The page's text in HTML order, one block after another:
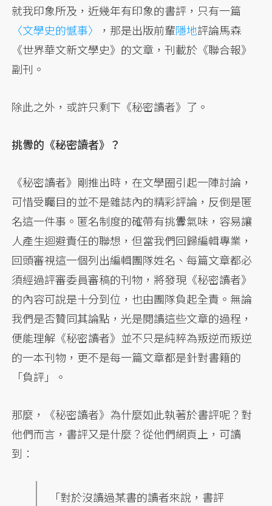
就我印象所及，近幾年有印象的書評，只有一篇
〈文學史的憾事〉
，那是出版前輩隱地評論馬森
《世界華文新文學史》的文章，刊載於《聯合報》
副刊。
除此之外，或許只剩下《秘密讀者》了。
挑釁的《秘密讀者》？
《秘密讀者》剛推出時，在文學圈引起一陣討論，
可惜受矚目的並不是雜誌內的精彩評論，反倒是匿
名這一件事。匿名制度的確帶有挑釁氣味，容易讓
人產生迴避責任的聯想，但當我們回歸編輯專業，
回頭審視這一個列出編輯團隊姓名、每篇文章都必
須經過評審委員審稿的刊物，將發現《秘密讀者》
的內容可說是十分到位，也由團隊負起全責。無論
我們是否贊同其論點，光是閱讀這些文章的過程，
便能理解《秘密讀者》並不只是純粹為叛逆而叛逆
的一本刊物，更不是每一篇文章都是針對書籍的
「負評」。
那麼，《秘密讀者》為什麼如此執著於書評呢？對
他們而言，書評又是什麼？從他們網頁上，可讀
到：
「對於沒讀過某書的讀者來說，書評